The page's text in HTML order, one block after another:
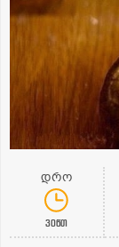
დრო
30წთ